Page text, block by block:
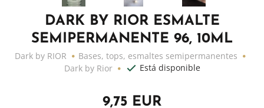
DARK BY RIOR ESMALTE
SEMIPERMANENTE 96, 10ML
Dark by RIOR
Bases, tops, esmaltes semipermanentes
Dark by Rior
Está disponible
9,75 EUR